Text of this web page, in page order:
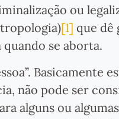
ou
[1] que dê
se aborta.
Basicamente
não pode ser
alguns ou